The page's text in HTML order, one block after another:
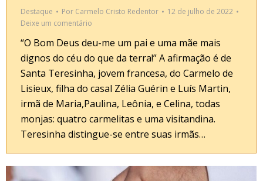
Destaque Por Carmelo Cristo Redentor
12 de julho de 2022
Deixe um comentário
“O Bom Deus deu-me um pai e uma mãe mais
dignos do céu do que da terra!” A afirmação é de
Santa Teresinha, jovem francesa, do Carmelo de
Lisieux, filha do casal Zélia Guérin e Luís Martin,
irmã de Maria,Paulina, Leônia, e Celina, todas
monjas: quatro carmelitas e uma visitandina.
Teresinha distingue-se entre suas irmãs…